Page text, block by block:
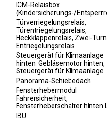
ICM-Relaisbox
(Kindersicherungs-/
Türverriegelungsrelais,
Türentriegelungsrelais,
Heckklappenrelais, Zwei-
Entriegelungsrelais
Steuergerät für Klimaanlage
hinten, Gebläsemotor hinten,
Steuergerät für Klimaanlage
Panorama-Schiebedach
Fensterhebermodul
Fahrersicherheit,
Fensterheberschalter hinten
IBU